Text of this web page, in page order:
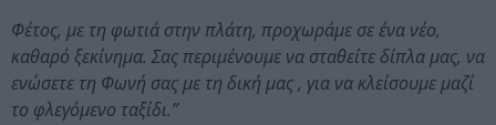
Φέτος, με τη φωτιά στην πλάτη, προχωράμε σε ένα νέο,
καθαρό ξεκίνημα. Σας περιμένουμε να σταθείτε δίπλα μας, να
ενώσετε τη Φωνή σας με τη δική μας , για να κλείσουμε μαζί
το φλεγόμενο ταξίδι.”